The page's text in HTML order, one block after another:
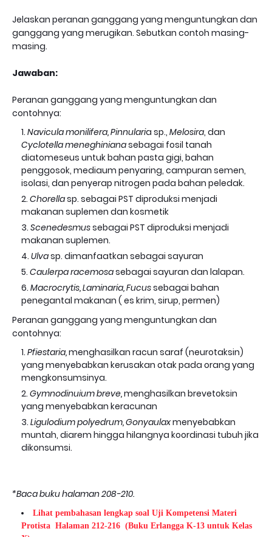
Jelaskan peranan ganggang yang menguntungkan dan
ganggang yang merugikan. Sebutkan contoh masing-
masing.
Jawaban:
Peranan ganggang yang menguntungkan dan
contohnya:
Navicula monilifera, Pinnularia sp., Melosira, dan
Cyclotella meneghinianasebagai fosil tanah
diatomeseus untuk bahan pasta gigi, bahan
penggosok, mediaum penyaring, campuran semen,
isolasi, dan penyerap nitrogen pada bahan peledak.
Chorellasp. sebagai PST diproduksi menjadi
makanan suplemen dan kosmetik
Scenedesmussebagai PST diproduksi menjadi
makanan suplemen.
Ulvasp. dimanfaatkan sebagai sayuran
Caulerpa racemosasebagai sayuran dan lalapan.
Macrocrytis, Laminaria, Fucussebagai bahan
penegantal makanan ( es krim, sirup, permen)
Peranan ganggang yang menguntungkan dan
contohnya:
Pfiestaria,menghasilkan racun saraf (neurotaksin)
yang menyebabkan kerusakan otak pada orang yang
mengkonsumsinya.
Gymnodinuium breve,menghasilkan brevetoksin
yang menyebabkan keracunan
Ligulodium polyedrum, Gonyaulaxmenyebabkan
muntah, diarem hingga hilangnya koordinasi tubuh jika
dikonsumsi.
*Baca buku halaman 208-210.
Lihat pembahasan lengkap soal Uji Kompetensi Materi
Protista Halaman 212-216 (Buku Erlangga K-13 untuk Kelas